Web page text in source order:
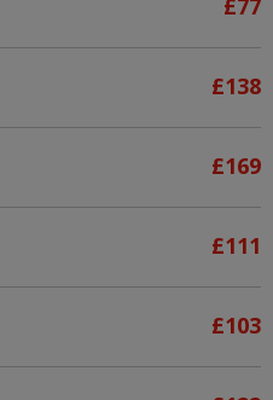
£77
£138
£169
£111
£103